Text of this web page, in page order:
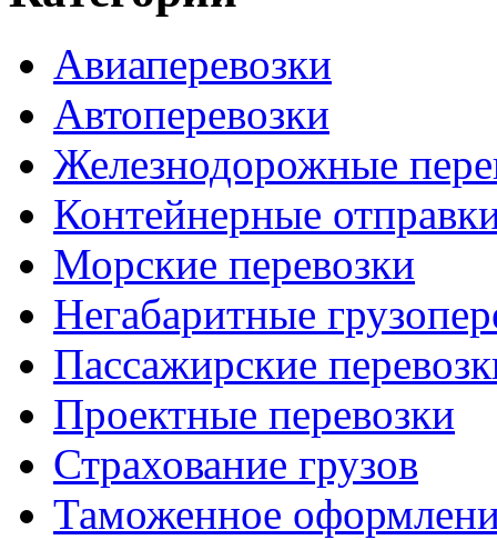
Авиаперевозки
Автоперевозки
Железнодорожные
Контейнерные
Морские перевозки
Негабаритные
Пассажирские
Проектные перевозки
Страхование грузов
Таможенное